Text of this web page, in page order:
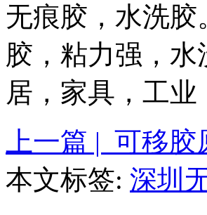
无痕胶，水洗
胶，粘力强，
居，家具，工
上一篇 | 可移胶
本文标签: 深圳